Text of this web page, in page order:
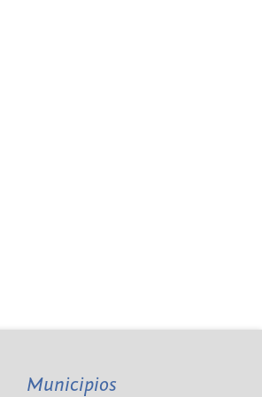
Municipios